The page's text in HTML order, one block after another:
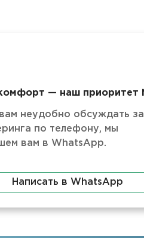
— наш приоритет
неудобно обсуждать
по телефону, мы
вам в WhatsApp.
Написать в WhatsApp